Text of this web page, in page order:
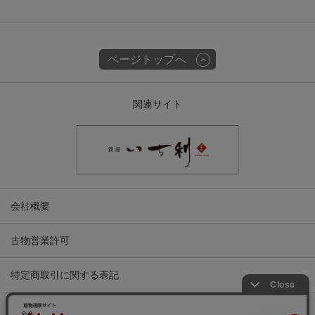
ページトップへ
関連サイト
会社概要
古物営業許可
特定商取引に関する表記
プライバシーポリシー